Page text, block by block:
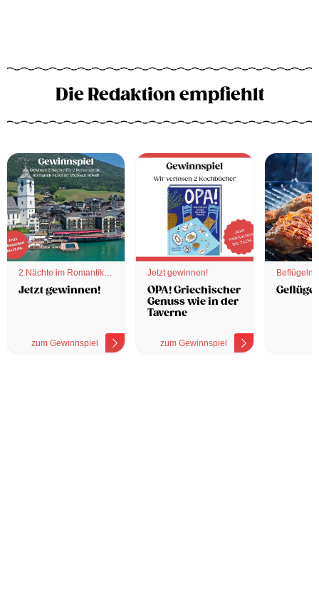
Die Redaktion empfiehlt
2 Nächte im Romantik
Hotel
Jetzt gewinnen!
zum Gewinnspiel
Jetzt gewinnen!
OPA! Griechischer
Genuss wie in der
Taverne
zum Gewinnspiel